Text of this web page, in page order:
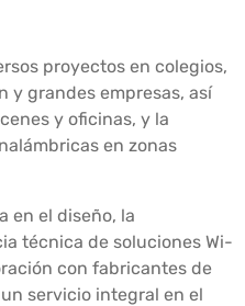
proyectos en colegios,
y grandes empresas, así
y oficinas, y la
en zonas
en el diseño, la
técnica de soluciones Wi-
con fabricantes de
servicio integral en el